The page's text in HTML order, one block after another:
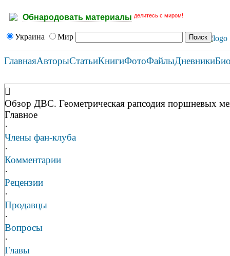
Обнародовать материалы делитесь с миром!
Украина Мир
ГлавнаяАвторыСтатьиКнигиФотоФайлыДневники
Обзор ДВС. Геометрическая рапсодия поршневых
Главное
·
Члены фан-клуба
·
Комментарии
·
Рецензии
·
Продавцы
·
Вопросы
·
Главы